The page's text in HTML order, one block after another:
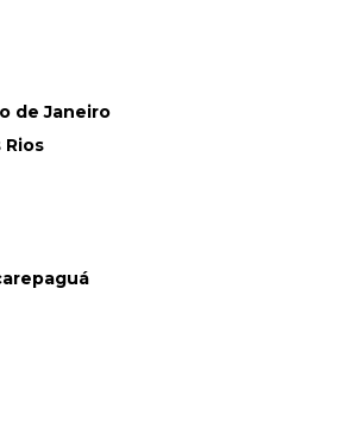
de Janeiro
Rios